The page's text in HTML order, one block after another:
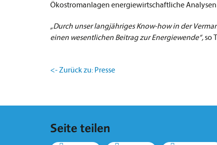
Ökostromanlagen energiewirtschaftliche
„Durch unser langjähriges Know-how in der
einen wesentlichen Beitrag zur Energiewende“,so
<- Zurück zu: Presse
Seite teilen